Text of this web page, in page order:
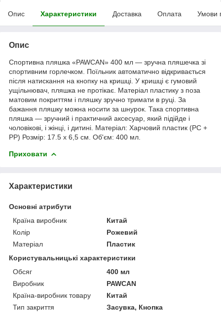
Опис Характеристики Доставка Оплата Умови
Опис
Спортивна пляшка «PAWCAN» 400 мл — зручна пляшечка зі
спортивним горлечком. Поїльник автоматично відкривається
після натискання на кнопку на кришці. У кришці є гумовий
ущільнювач, пляшка не протікає. Матеріал пластику з поза
матовим покриттям і пляшку зручно тримати в руці. За
бажання пляшку можна носити за шнурок. Така спортивна
пляшка — зручний і практичний аксесуар, який підійде і
чоловікові, і жінці, і дитині. Матеріал: Харчовий пластик (PC +
PP) Розмір: 17.5 х 6,5 см. Об'єм: 400 мл.
Приховати
Характеристики
Основні атрибути
Країна виробник
Китай
Колір
Рожевий
Матеріал
Пластик
Користувальницькі характеристики
Обсяг
400 мл
Виробник
PAWCAN
Країна-виробник товару
Китай
Тип закриття
Засувка, Кнопка